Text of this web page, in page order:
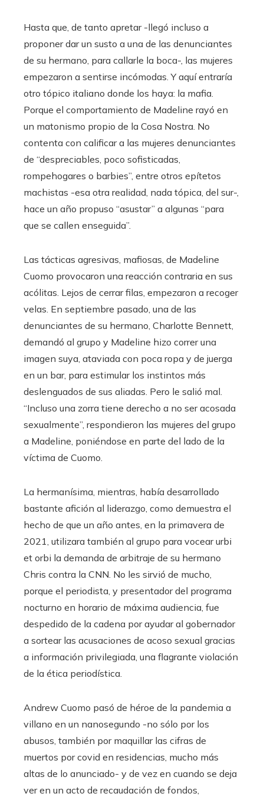
Hasta que, de tanto apretar -llegó incluso a
proponer dar un susto a una de las denunciantes
de su hermano, para callarle la boca-, las mujeres
empezaron a sentirse incómodas. Y aquí entraría
otro tópico italiano donde los haya: la mafia.
Porque el comportamiento de Madeline rayó en
un matonismo propio de la Cosa Nostra. No
contenta con calificar a las mujeres denunciantes
de “despreciables, poco sofisticadas,
rompehogares o barbies”, entre otros epítetos
machistas -esa otra realidad, nada tópica, del sur-,
hace un año propuso “asustar” a algunas “para
que se callen enseguida”.
Las tácticas agresivas, mafiosas, de Madeline
Cuomo provocaron una reacción contraria en sus
acólitas. Lejos de cerrar filas, empezaron a recoger
velas. En septiembre pasado, una de las
denunciantes de su hermano, Charlotte Bennett,
demandó al grupo y Madeline hizo correr una
imagen suya, ataviada con poca ropa y de juerga
en un bar, para estimular los instintos más
deslenguados de sus aliadas. Pero le salió mal.
“Incluso una zorra tiene derecho a no ser acosada
sexualmente”, respondieron las mujeres del grupo
a Madeline, poniéndose en parte del lado de la
víctima de Cuomo.
La hermanísima, mientras, había desarrollado
bastante afición al liderazgo, como demuestra el
hecho de que un año antes, en la primavera de
2021, utilizara también al grupo para vocear urbi
et orbi la demanda de arbitraje de su hermano
Chris contra la CNN. No les sirvió de mucho,
porque el periodista, y presentador del programa
nocturno en horario de máxima audiencia, fue
despedido de la cadena por ayudar al gobernador
a sortear las acusaciones de acoso sexual gracias
a información privilegiada, una flagrante violación
de la ética periodística.
Andrew Cuomo pasó de héroe de la pandemia a
villano en un nanosegundo -no sólo por los
abusos, también por maquillar las cifras de
muertos por covid en residencias, mucho más
altas de lo anunciado- y de vez en cuando se deja
ver en un acto de recaudación de fondos,